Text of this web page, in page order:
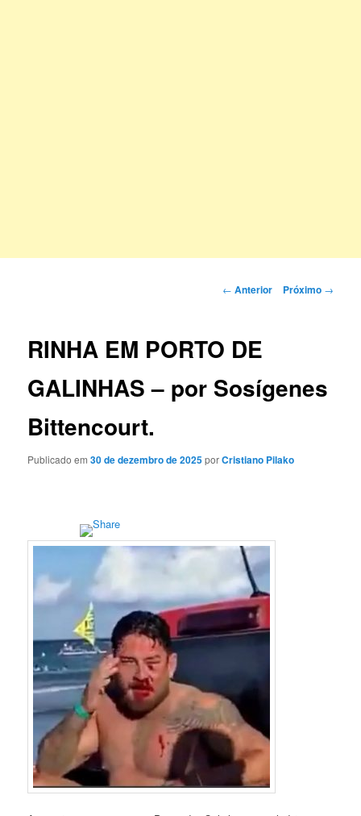
Navegação
← Anterior Próximo →
RINHA EM PORTO DE
GALINHAS – por Sosígenes
Bittencourt.
Publicado em30 de dezembro de 2025porCristiano Pilako